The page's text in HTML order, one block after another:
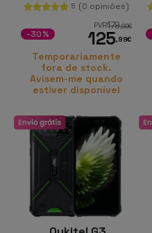
5 (0 opiniões)
PVR179,99€
125,99€
-30%
Temporariamente
fora de stock.
Avisem-me quando
estiver disponível